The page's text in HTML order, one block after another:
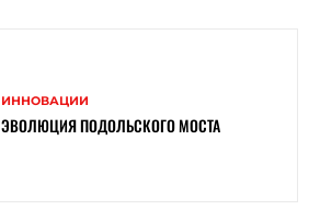
ИННОВАЦИИ
ЭВОЛЮЦИЯ ПОДОЛЬСКОГО МОСТА